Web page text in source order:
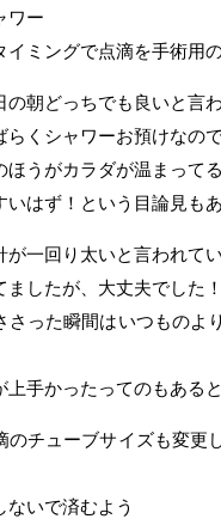
ワー
イミングで点滴を手術用
の朝どっちでも良いと言
らくシャワーお預けなの
ほうがカラダが温まって
はず！という目論見もあ
が一回り太いと言われて
ましたが、大丈夫でした！
さった瞬間はいつものよ
上手かったってのもある
のチューブサイズも変更
ないで済むよう